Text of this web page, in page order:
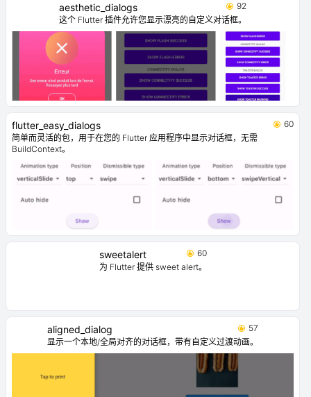
aesthetic_dialogs
92
这个 Flutter 插件允许您显示漂亮的自定义对话框。
flutter_easy_dialogs
60
简单而灵活的包，用于在您的 Flutter 应用程序中显示对话框，无需
BuildContext。
sweetalert
60
为 Flutter 提供 sweet alert。
aligned_dialog
57
显示一个本地/全局对齐的对话框，带有自定义过渡动画。